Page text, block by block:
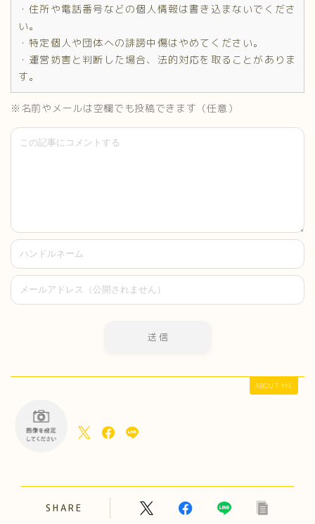
・住所や電話番号などの個人情報は書き込まないでくださ
い。
・特定個人や団体への誹謗中傷はやめてください。
・運営妨害と判断した場合、法的対応を取ることがありま
す。
※名前やメールは空欄でも投稿できます（任意）
ABOUT ME
SHARE